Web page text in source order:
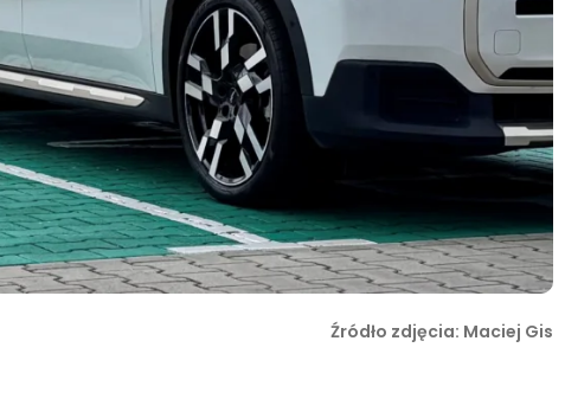
Źródło zdjęcia: Maciej Gis